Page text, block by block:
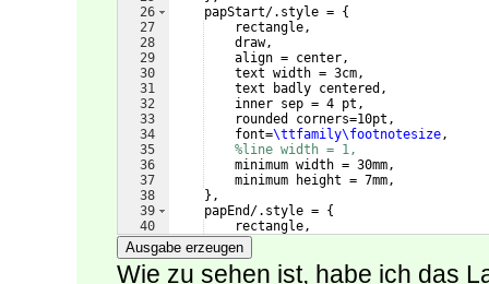
26
27
28
29
30
31
32
33
34
35
36
37
38
39
40
41
    papStart/.style =
{
    rectangle,
    draw,
    align = center,
    text width = 3cm,
    text badly centered,
    inner sep = 4 pt,
    rounded corners=10pt,
    font=
\ttfamily\footnotesize,
%line width = 1,
    minimum width = 30mm,
    minimum height = 7mm,
} ,
    papEnd/.style =
{
    rectangle,
    draw,
Ausgabe erzeugen
Wie zu sehen ist, habe ich das